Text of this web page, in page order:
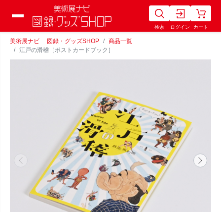
検索 ログイン カート
美術展ナビ 図録・グッズSHOP
商品一覧
江戸の滑稽［ポストカードブック］